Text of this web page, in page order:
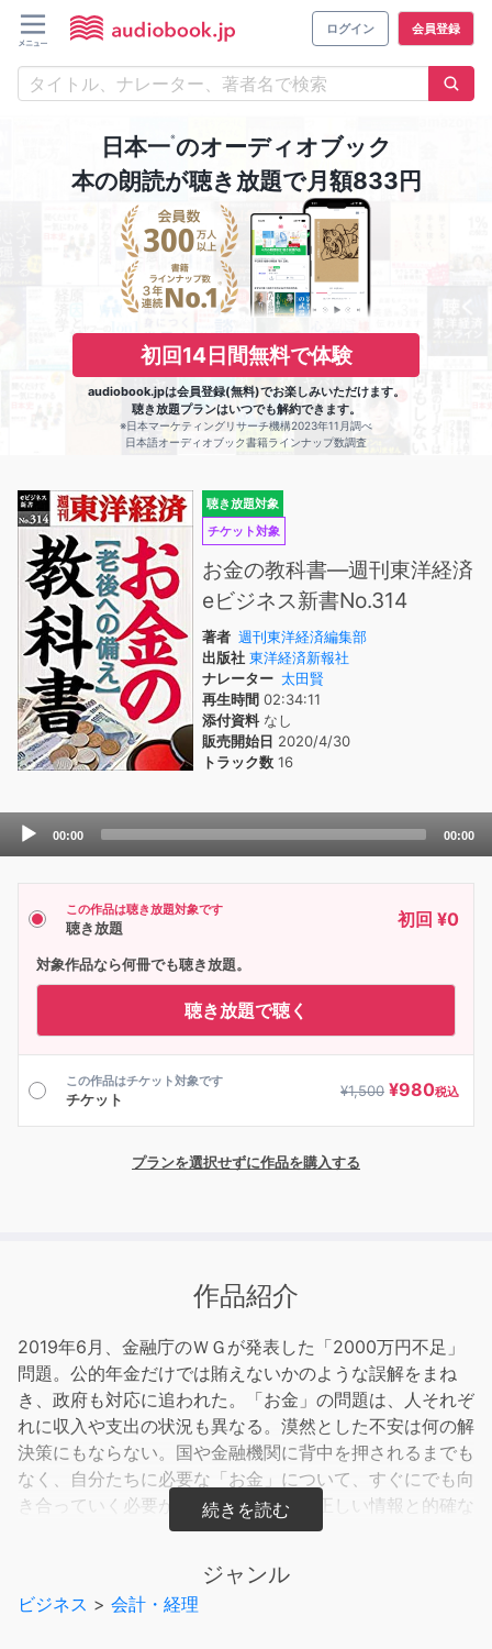
ログイン 会員登録
日本一※のオーディオブック
本の朗読が聴き放題で月額833円
初回14日間無料で体験
audiobook.jpは会員登録(無料)でお楽しみいただけます。
聴き放題プランはいつでも解約できます。
※日本マーケティングリサーチ機構2023年11月調べ
日本語オーディオブック書籍ラインナップ数調査
聴き放題対象
チケット対象
お金の教科書―週刊東洋経済
eビジネス新書No.314
著者 週刊東洋経済編集部
出版社 東洋経済新報社
ナレーター 太田賢
再生時間 02:34:11
添付資料なし
販売開始日 2020/4/30
トラック数 16
Audio
Player
00:00 00:00
この作品は聴き放題対象です
聴き放題 初回 ¥0
対象作品なら何冊でも聴き放題。
聴き放題で聴く
この作品はチケット対象です
チケット ¥1,500 ¥980税込
プランを選択せずに作品を購入する
作品紹介
2019年6月、金融庁のＷＧが発表した「2000万円不足」
問題。公的年金だけでは賄えないかのような誤解をまね
き、政府も対応に追われた。「お金」の問題は、人それぞ
れに収入や支出の状況も異なる。漠然とした不安は何の解
決策にもならない。国や金融機関に背中を押されるまでも
なく、自分たちに必要な「お金」について、すぐにでも向
き合っていく必要がある。ポイントは正しい情報と的確な
決断。そして行動力だ。50歳からでも決して遅くはな
ジャンル
ビジネス > 会計・経理